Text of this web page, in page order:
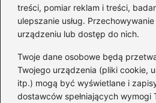
treści, pomiar reklam i treści,
ulepszanie usług.
urządzeniu lub dostęp do nich.
Twoje dane osobowe będą
Twojego urządzenia (pliki cookie,
itp.) mogą być wyświetlane i
dostawców spełniających wymogi
←
Odnowienie starych mebli na
powszechnych błędów?
Oto 5 sprawdzonych metod